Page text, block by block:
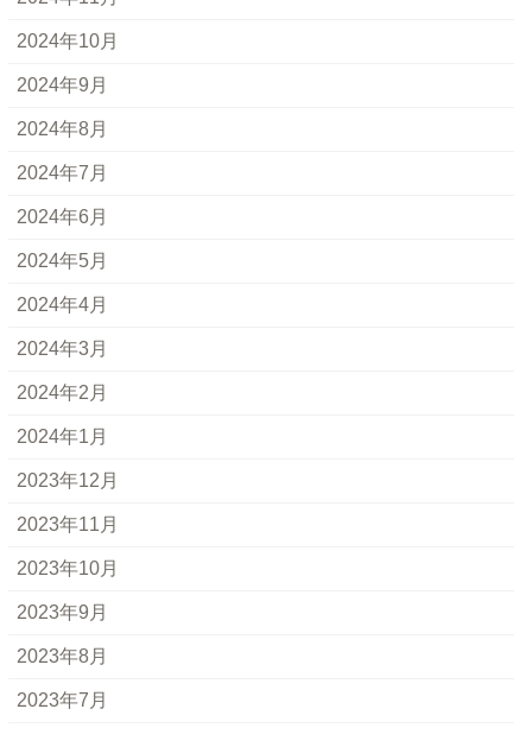
2024年10月
2024年9月
2024年8月
2024年7月
2024年6月
2024年5月
2024年4月
2024年3月
2024年2月
2024年1月
2023年12月
2023年11月
2023年10月
2023年9月
2023年8月
2023年7月